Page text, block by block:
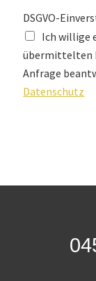
DSGVO-
Ich willige
übermittelten
Anfrage
Datenschutz